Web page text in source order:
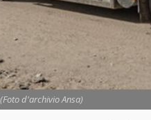
(Foto d'archivio Ansa)